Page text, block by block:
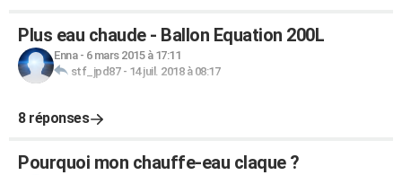
Plus eau chaude - Ballon Equation 200L
Enna- 6 mars 2015 à 17:11
stf_jpd87- 14 juil. 2018 à 08:17
8 réponses
Pourquoi mon chauffe-eau claque ?